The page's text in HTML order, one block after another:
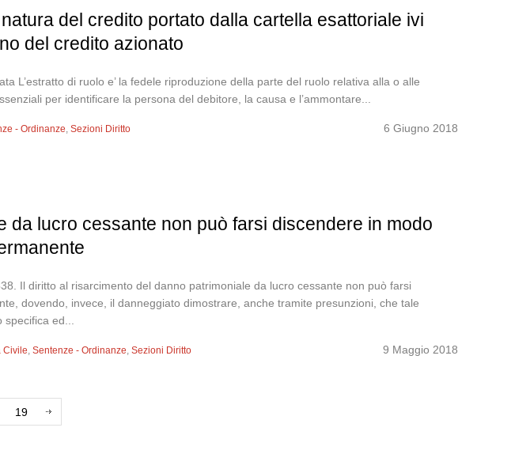
del credito portato dalla cartella esattoriale ivi
del credito azionato
L’estratto di ruolo e’ la fedele riproduzione della parte del ruolo relativa alla o alle
per identificare la persona del debitore, la causa e l’ammontare...
6 Giugno 2018
- Ordinanze,Sezioni Diritto
da lucro cessante non può farsi discendere in modo
Il diritto al risarcimento del danno patrimoniale da lucro cessante non può farsi
dovendo, invece, il danneggiato dimostrare, anche tramite presunzioni, che tale
ed...
9 Maggio 2018
Civile,Sentenze - Ordinanze,Sezioni Diritto
19